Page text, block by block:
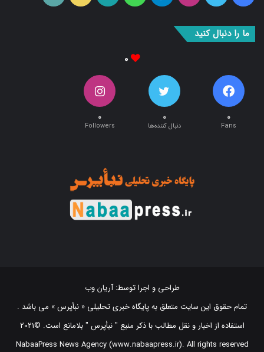
ما را دنبال کنید
۰
۰
Fans
۰
دنبال کننده‌ها
۰
Followers
طراحی و اجرا توسط:آریان وب
تمام حقوق این سایت متعلق به پایگاه خبری تحلیلی « نبأپرس » می باشد .
استفاده از اخبار و نقل مطالب با ذکر منبع "‌ نبأپرس " بلامانع است. ©2021
NabaaPress News Agency (www.nabaapress.ir). All rights reserved